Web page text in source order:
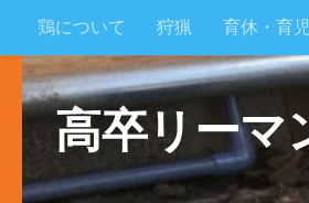
コンテンツへスキップ
鶏について 狩猟 育休・育児
父への贈り物 プロフィール
高卒リーマ